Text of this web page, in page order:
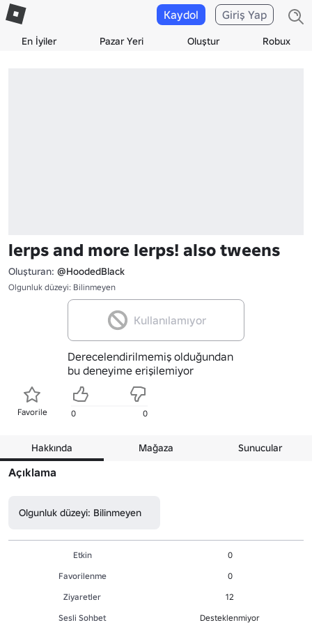
En İyiler Pazar Yeri Oluştur Robux
Kaydol Giriş Yap
lerps and more lerps! also tweens
Oluşturan: @HoodedBlack
Olgunluk düzeyi: Bilinmeyen
Kullanılamıyor
Derecelendirilmemiş olduğundan
bu deneyime erişilemiyor
Favorile 0 0
Hakkında Mağaza Sunucular
Açıklama
Olgunluk düzeyi: Bilinmeyen
Etkin
0
Favorilenme
0
Ziyaretler
12
Sesli Sohbet
Desteklenmiyor